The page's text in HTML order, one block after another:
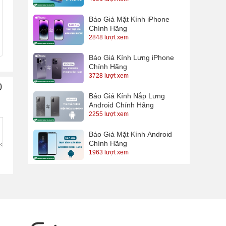
Báo Giá Mặt Kính iPhone
Chính Hãng
2848 lượt xem
Báo Giá Kính Lưng iPhone
Chính Hãng
3728 lượt xem
Báo Giá Kính Nắp Lưng
Android Chính Hãng
2255 lượt xem
Báo Giá Mặt Kính Android
Chính Hãng
1963 lượt xem